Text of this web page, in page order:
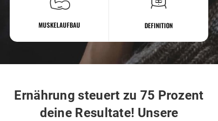
MUSKELAUFBAU DEFINITION
Ernährung steuert zu 75 Prozent
deine Resultate! Unsere